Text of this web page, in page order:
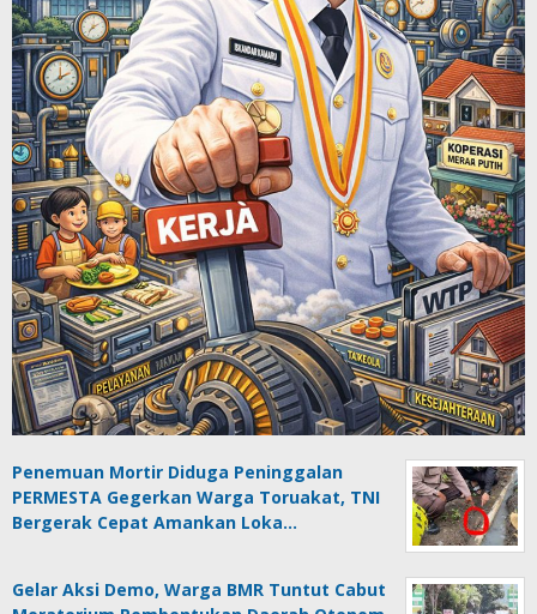
Penemuan Mortir Diduga Peninggalan
PERMESTA Gegerkan Warga Toruakat, TNI
Bergerak Cepat Amankan Loka…
Gelar Aksi Demo, Warga BMR Tuntut Cabut